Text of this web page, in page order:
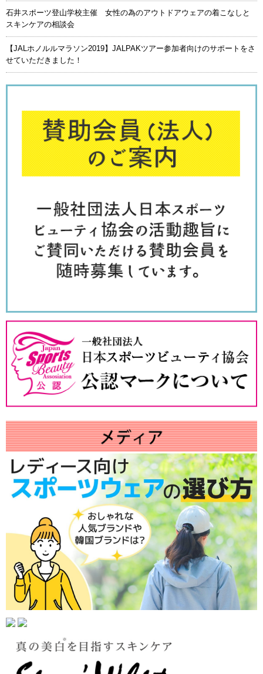
石井スポーツ登山学校主催 女性の為のアウトドアウェアの着こなしと
スキンケアの相談会
【JALホノルルマラソン2019】JALPAKツアー参加者向けのサポートをさ
せていただきました！